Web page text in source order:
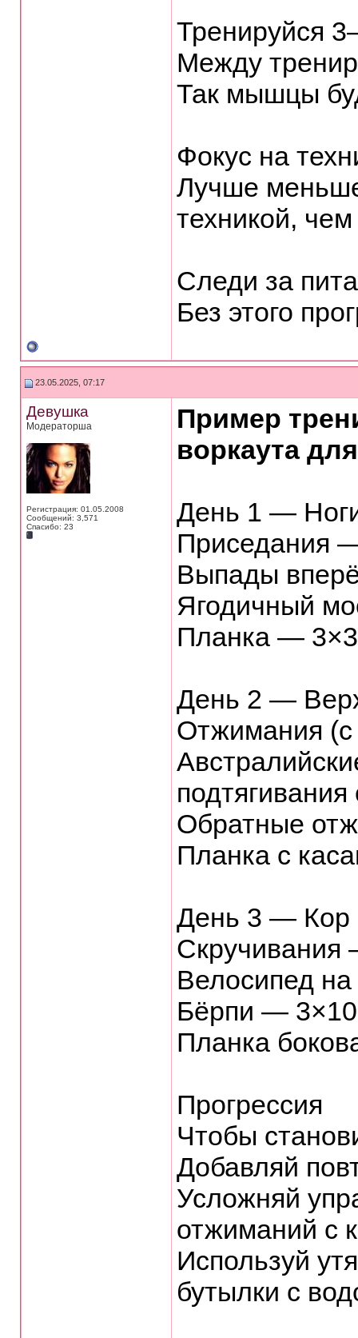
Тренируйся
Между
Так мышцы
Фокус на
Лучше
техникой,
Следи за
Без этого
23.05.2025, 07:17
Девушка
Модераторша
Регистрация: 01.05.2008
Сообщений: 3,571
Спасибо: 23
Пример
воркаута
День 1 —
Приседания
Выпады
Ягодичный
Планка —
День 2 —
Отжимания
Обратные
Планка с
День 3 — Кор
Скручивания
Велосипед
Бёрпи — 3×10
Планка
Прогрессия
Чтобы
Добавляй
Усложняй
отжиманий с
Используй
бутылки с